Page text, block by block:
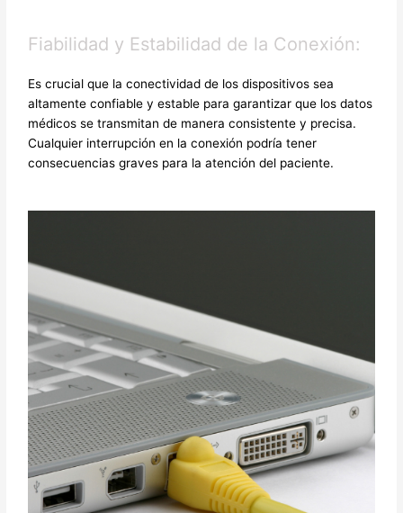
Fiabilidad y Estabilidad de la Conexión:
Es crucial que la conectividad de los dispositivos sea
altamente confiable y estable para garantizar que los datos
médicos se transmitan de manera consistente y precisa.
Cualquier interrupción en la conexión podría tener
consecuencias graves para la atención del paciente.